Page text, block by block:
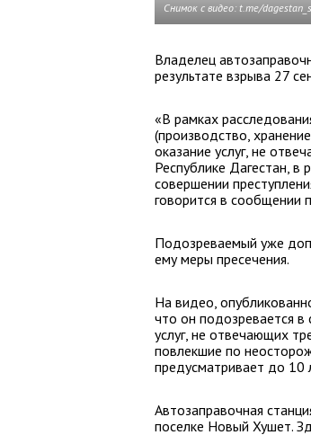
Снимок с видео: t.me/
Владелец
результате взрыва 27
«В рамках
(производство,
оказание услуг, не
Республике Дагестан, в
совершении
говорится в сообщении
Подозреваемый уже
ему меры пресечения.
На видео,
что он подозревается
услуг, не отвечающих
повлекшие по
предусматривает до 10
Автозаправочная
поселке Новый Хушет.